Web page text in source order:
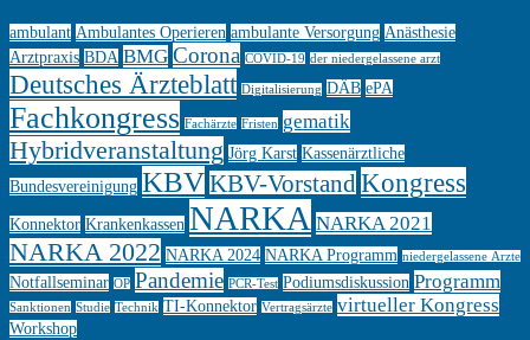
ambulant Ambulantes Operieren ambulante Versorgung Anästhesie
Arztpraxis BDA BMG Corona COVID-19 der niedergelassene arzt
Deutsches Ärzteblatt Digitalisierung DÄB ePA
Fachkongress Fachärzte Fristen gematik
Hybridveranstaltung Jörg Karst Kassenärztliche
Bundesvereinigung KBVKBV-Vorstand Kongress
Konnektor Krankenkassen NARKA NARKA 2021
NARKA 2022 NARKA 2024 NARKA Programm niedergelassene Ärzte
Notfallseminar OP Pandemie PCR-Test Podiumsdiskussion Programm
Sanktionen Studie Technik TI-Konnektor Vertragsärzte virtueller Kongress
Workshop